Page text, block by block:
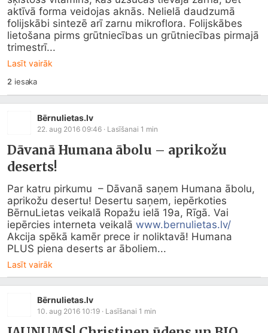
aktīvā forma veidojas aknās. Nelielā daudzumā
folijskābi sintezē arī zarnu mikroflora. Folijskābes
lietošana pirms grūtniecības un grūtniecības pirmajā
trimestrī...
Lasīt vairāk
2 iesaka
Bērnulietas.lv
22. aug 2016 09:46 · Lasīšanai 1 min
Dāvanā Humana ābolu – aprikožu
deserts!
Par katru pirkumu  – Dāvanā saņem Humana ābolu,
aprikožu desertu! Desertu saņem, iepērkoties
BērnuLietas veikalā Ropažu ielā 19a, Rīgā. Vai
iepērcies interneta veikalā www.bernulietas.lv/
Akcija spēkā kamēr prece ir noliktavā! Humana
PLUS piena deserts ar āboliem...
Lasīt vairāk
Bērnulietas.lv
10. aug 2016 10:19 · Lasīšanai 1 min